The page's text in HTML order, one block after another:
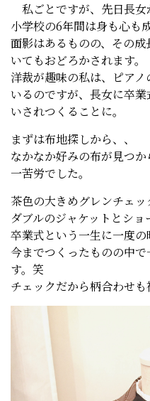
私ごとですが、先日長女
小学校の6年間は身も心も
面影はあるものの、その
いてもおどろかされます。
洋裁が趣味の私は、ピア
いるのですが、長女に卒
いされつくることに。
まずは布地探しから、、
なかなか好みの布が見つ
一苦労でした。
茶色の大きめグレンチェッ
ダブルのジャケットとショ
卒業式という一生に一度の
今までつくったものの中
す。笑
チェックだから柄合わせも